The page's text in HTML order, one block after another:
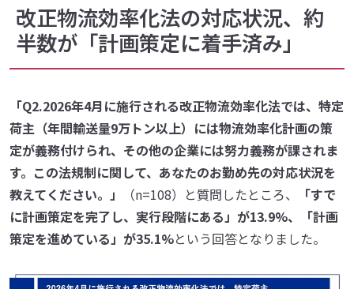
改正物流効率化法の対応状況、約
半数が「計画策定に着手済み」
「Q2.2026年4月に施行される改正物流効率化法では、特定
荷主（年間輸送量9万トン以上）には物流効率化計画の策
定が義務付けられ、その他の企業には努力義務が課されま
す。この法規制に関して、あなたのお勤め先の対応状況を
教えてください。」
（n=108）と質問したところ、
「すで
に計画策定を完了し、実行段階にある」が13.9%、「計画
策定を進めている」が35.1%という回答となりました。